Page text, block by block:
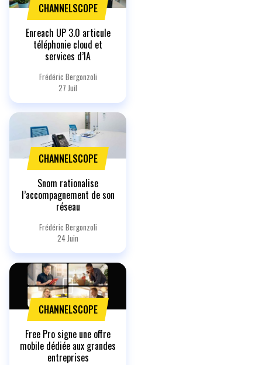
CHANNELSCOPE
Enreach UP 3.0 articule
téléphonie cloud et
services d’IA
Frédéric Bergonzoli
27 Juil
CHANNELSCOPE
Snom rationalise
l’accompagnement de son
réseau
Frédéric Bergonzoli
24 Juin
CHANNELSCOPE
Free Pro signe une offre
mobile dédiée aux grandes
entreprises